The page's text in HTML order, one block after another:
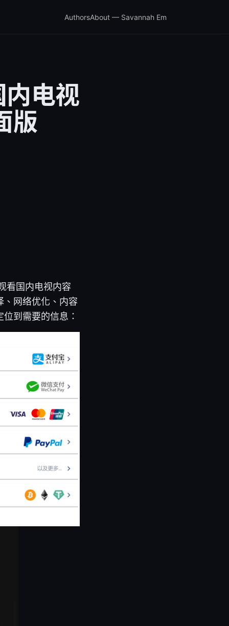
AuthorsAbout — Savannah Em
电视
版
看国内电视内容
、网络优化、内容
到需要的信息：